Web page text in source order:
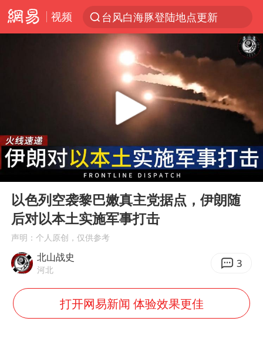
视频
台风白海豚登陆地点更新
以“新”破局 首发经济点亮城市消费活力
台风白海豚进入48小时警戒线
中方回应是否在太平洋海底开采稀土
看守所辅警收受10万获刑1年
宇树科技发行价格150.80元/股
宇树科技王兴兴身家有望超200亿元
五粮液渠道价一箱上涨近百元
CIA被曝已秘密设立古巴工作组
U17国足1分钟轰2球
泰国一女公务员妆容引争议 本人回应
法国将禁止“未经同意的电话营销”
24小时不关空调 电费会更低吗
Play
00:00 03:10
以色列空袭黎巴嫩真主党据点，伊朗随
后对以本土实施军事打击
声明：个人原创，仅供参考
北山战史
河北 3
打开网易新闻 体验效果更佳